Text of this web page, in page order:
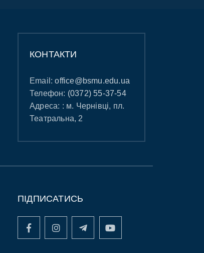
КОНТАКТИ
Email:office@bsmu.edu.ua
Телефон: (0372) 55-37-54
Адреса: : м. Чернівці, пл.
Театральна, 2
ПІДПИСАТИСЬ